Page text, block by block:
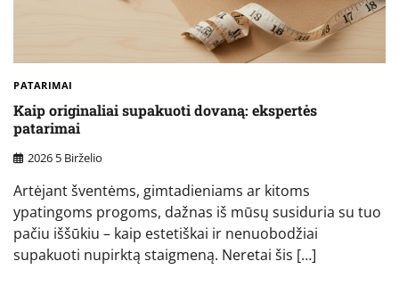
PATARIMAI
Kaip originaliai supakuoti dovaną: ekspertės
patarimai
2026 5 Birželio
Artėjant šventėms, gimtadieniams ar kitoms
ypatingoms progoms, dažnas iš mūsų susiduria su tuo
pačiu iššūkiu – kaip estetiškai ir nenuobodžiai
supakuoti nupirktą staigmeną. Neretai šis […]